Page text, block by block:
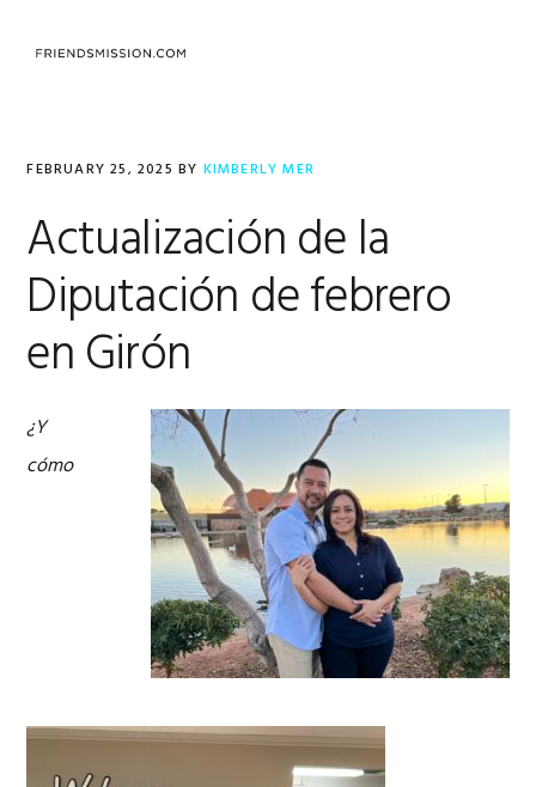
FEBRUARY 25, 2025 BY KIMBERLY MER
Actualización de la
Diputación de febrero
en Girón
¿Y
cómo